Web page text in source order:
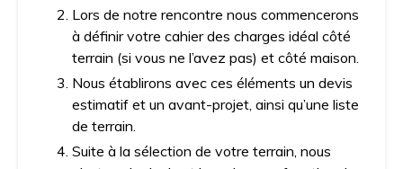
Lors de notre rencontre nous commencerons
à définir votre cahier des charges idéal côté
terrain (si vous ne l’avez pas) et côté maison.
Nous établirons avec ces éléments un devis
estimatif et un avant-projet, ainsi qu’une liste
de terrain.
Suite à la sélection de votre terrain, nous